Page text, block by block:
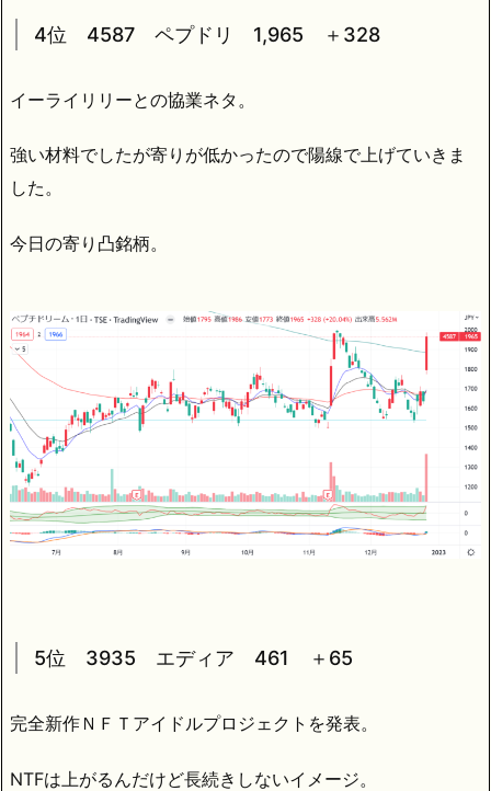
4位 4587 ペプドリ 1,965 ＋328
イーライリリーとの協業ネタ。
強い材料でしたが寄りが低かったので陽線で上げていきま
した。
今日の寄り凸銘柄。
5位 3935 エディア 461 ＋65
完全新作ＮＦＴアイドルプロジェクトを発表。
NTFは上がるんだけど長続きしないイメージ。